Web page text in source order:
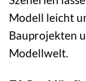
Modell leicht
Bauprojekten
Modellwelt.